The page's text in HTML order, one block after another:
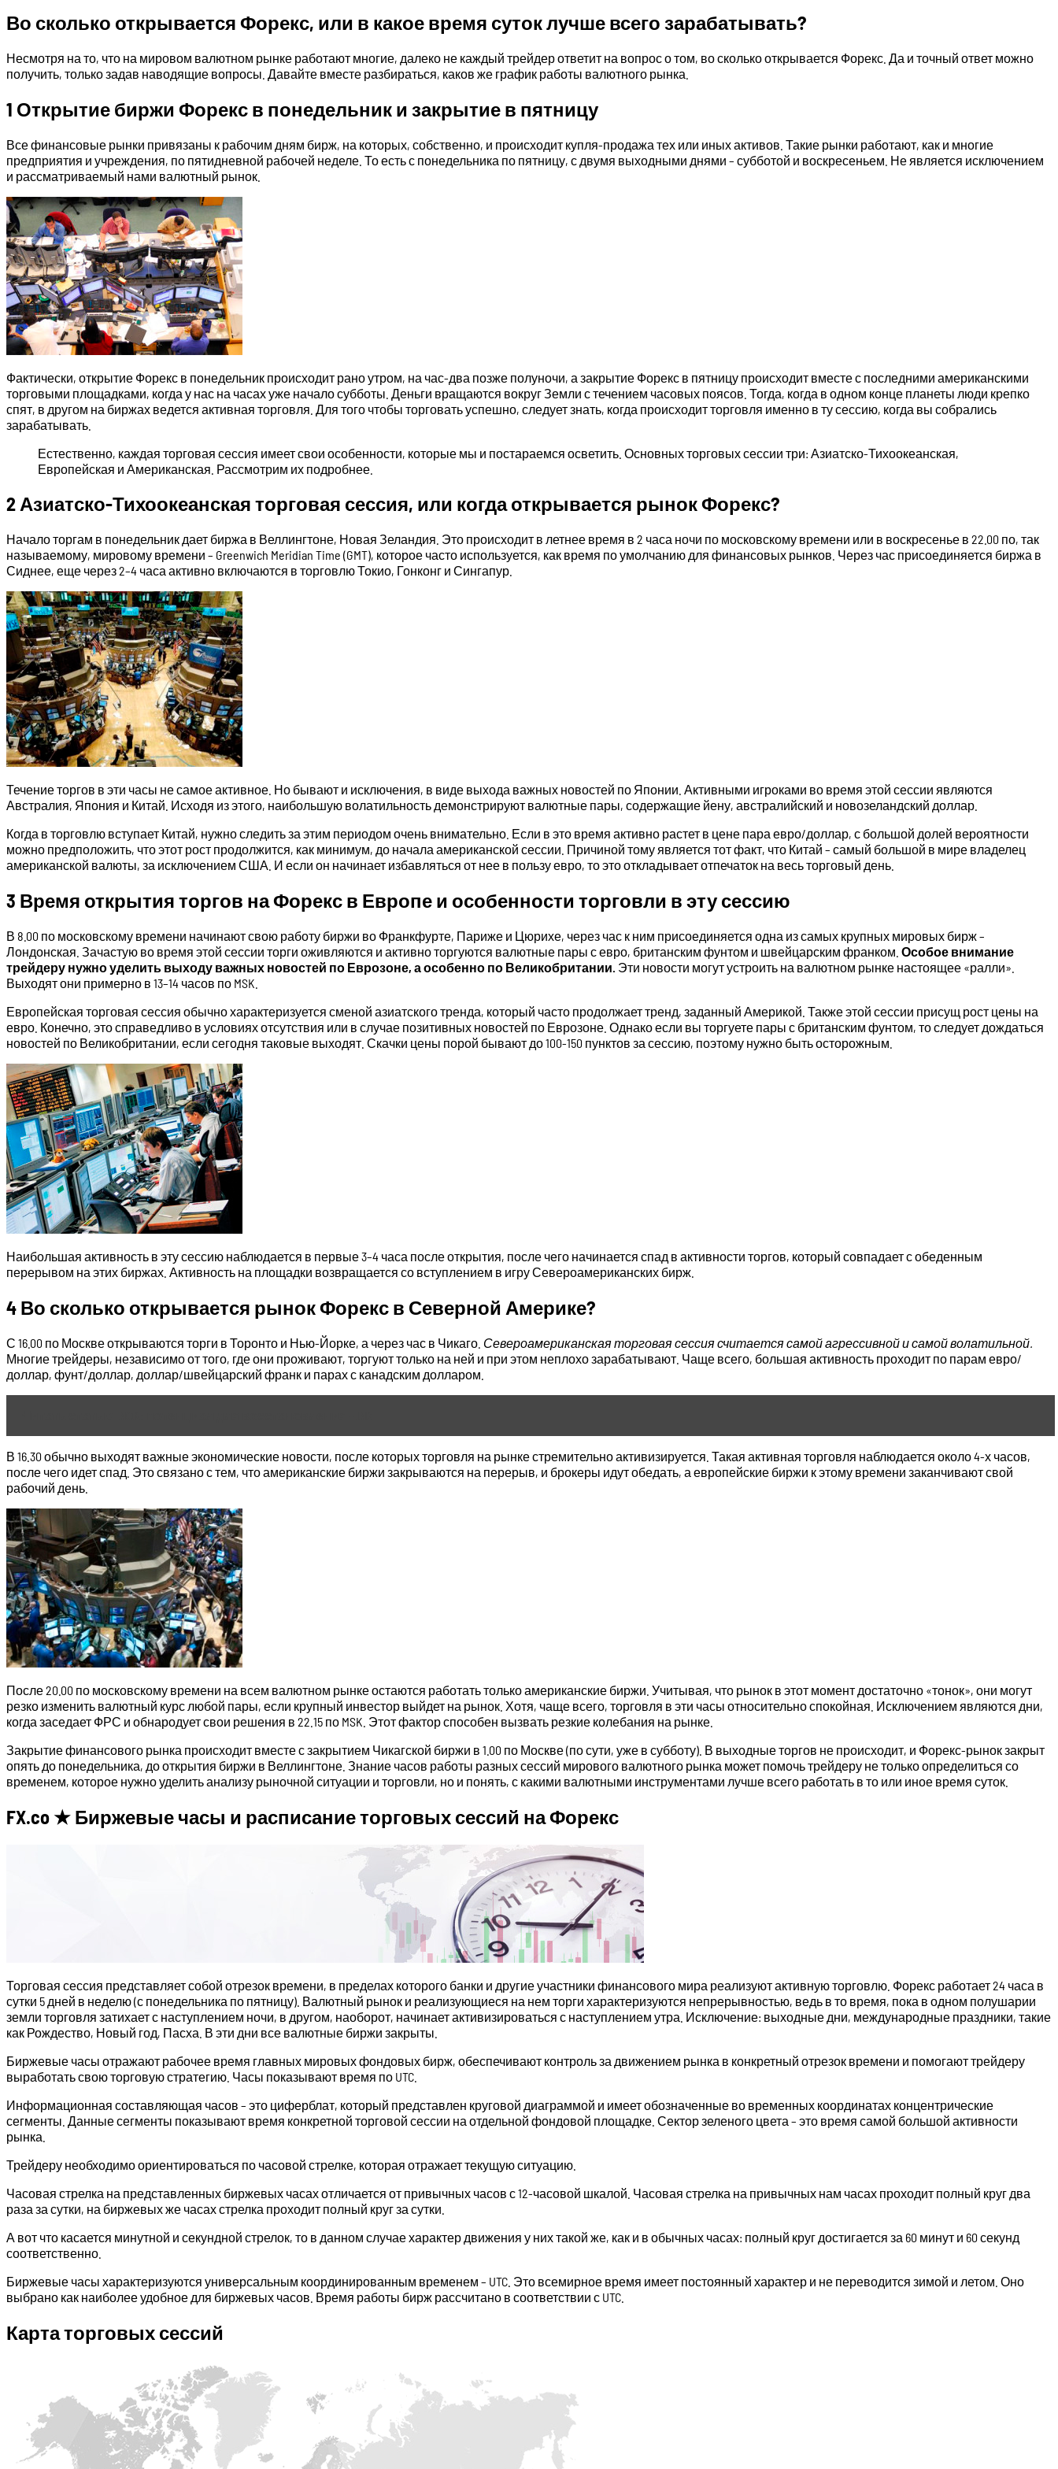
Во сколько открывается Форекс, или в какое время суток лучше всего зарабатывать?
Несмотря на то, что на мировом валютном рынке работают многие, далеко не каждый трейдер ответит на вопрос о том, во сколько открывается Форекс. Да и точный ответ можно
получить, только задав наводящие вопросы. Давайте вместе разбираться, каков же график работы валютного рынка.
1 Открытие биржи Форекс в понедельник и закрытие в пятницу
Все финансовые рынки привязаны к рабочим дням бирж, на которых, собственно, и происходит купля-продажа тех или иных активов. Такие рынки работают, как и многие
предприятия и учреждения, по пятидневной рабочей неделе. То есть с понедельника по пятницу, с двумя выходными днями – субботой и воскресеньем. Не является исключением
и рассматриваемый нами валютный рынок.
Фактически, открытие Форекс в понедельник происходит рано утром, на час-два позже полуночи, а закрытие Форекс в пятницу происходит вместе с последними американскими
торговыми площадками, когда у нас на часах уже начало субботы. Деньги вращаются вокруг Земли с течением часовых поясов. Тогда, когда в одном конце планеты люди крепко
спят, в другом на биржах ведется активная торговля. Для того чтобы торговать успешно, следует знать, когда происходит торговля именно в ту сессию, когда вы собрались
зарабатывать.
Естественно, каждая торговая сессия имеет свои особенности, которые мы и постараемся осветить. Основных торговых сессии три: Азиатско-Тихоокеанская,
Европейская и Американская. Рассмотрим их подробнее.
2 Азиатско-Тихоокеанская торговая сессия, или когда открывается рынок Форекс?
Начало торгам в понедельник дает биржа в Веллингтоне, Новая Зеландия. Это происходит в летнее время в 2 часа ночи по московскому времени или в воскресенье в 22.00 по, так
называемому, мировому времени – Greenwich Meridian Time (GMT), которое часто используется, как время по умолчанию для финансовых рынков. Через час присоединяется биржа в
Сиднее, еще через 2–4 часа активно включаются в торговлю Токио, Гонконг и Сингапур.
Течение торгов в эти часы не самое активное. Но бывают и исключения, в виде выхода важных новостей по Японии. Активными игроками во время этой сессии являются
Австралия, Япония и Китай. Исходя из этого, наибольшую волатильность демонстрируют валютные пары, содержащие йену, австралийский и новозеландский доллар.
Когда в торговлю вступает Китай, нужно следить за этим периодом очень внимательно. Если в это время активно растет в цене пара евро/доллар, с большой долей вероятности
можно предположить, что этот рост продолжится, как минимум, до начала американской сессии. Причиной тому является тот факт, что Китай – самый большой в мире владелец
американской валюты, за исключением США. И если он начинает избавляться от нее в пользу евро, то это откладывает отпечаток на весь торговый день.
3 Время открытия торгов на Форекс в Европе и особенности торговли в эту сессию
В 8.00 по московскому времени начинают свою работу биржи во Франкфурте, Париже и Цюрихе, через час к ним присоединяется одна из самых крупных мировых бирж –
Лондонская. Зачастую во время этой сессии торги оживляются и активно торгуются валютные пары с евро, британским фунтом и швейцарским франком. Особое внимание
трейдеру нужно уделить выходу важных новостей по Еврозоне, а особенно по Великобритании. Эти новости могут устроить на валютном рынке настоящее «ралли».
Выходят они примерно в 13–14 часов по MSK.
Европейская торговая сессия обычно характеризуется сменой азиатского тренда, который часто продолжает тренд, заданный Америкой. Также этой сессии присущ рост цены на
евро. Конечно, это справедливо в условиях отсутствия или в случае позитивных новостей по Еврозоне. Однако если вы торгуете пары с британским фунтом, то следует дождаться
новостей по Великобритании, если сегодня таковые выходят. Скачки цены порой бывают до 100-150 пунктов за сессию, поэтому нужно быть осторожным.
Наибольшая активность в эту сессию наблюдается в первые 3–4 часа после открытия, после чего начинается спад в активности торгов, который совпадает с обеденным
перерывом на этих биржах. Активность на площадки возвращается со вступлением в игру Североамериканских бирж.
4 Во сколько открывается рынок Форекс в Северной Америке?
С 16.00 по Москве открываются торги в Торонто и Нью-Йорке, а через час в Чикаго. Североамериканская торговая сессия считается самой агрессивной и самой волатильной.
Многие трейдеры, независимо от того, где они проживают, торгуют только на ней и при этом неплохо зарабатывают. Чаще всего, большая активность проходит по парам евро/
доллар, фунт/доллар, доллар/швейцарский франк и парах с канадским долларом.
В 16.30 обычно выходят важные экономические новости, после которых торговля на рынке стремительно активизируется. Такая активная торговля наблюдается около 4-х часов,
после чего идет спад. Это связано с тем, что американские биржи закрываются на перерыв, и брокеры идут обедать, а европейские биржи к этому времени заканчивают свой
рабочий день.
После 20.00 по московскому времени на всем валютном рынке остаются работать только американские биржи. Учитывая, что рынок в этот момент достаточно «тонок», они могут
резко изменить валютный курс любой пары, если крупный инвестор выйдет на рынок. Хотя, чаще всего, торговля в эти часы относительно спокойная. Исключением являются дни,
когда заседает ФРС и обнародует свои решения в 22.15 по MSK. Этот фактор способен вызвать резкие колебания на рынке.
Закрытие финансового рынка происходит вместе с закрытием Чикагской биржи в 1.00 по Москве (по сути, уже в субботу). В выходные торгов не происходит, и Форекс-рынок закрыт
опять до понедельника, до открытия биржи в Веллингтоне. Знание часов работы разных сессий мирового валютного рынка может помочь трейдеру не только определиться со
временем, которое нужно уделить анализу рыночной ситуации и торговли, но и понять, с какими валютными инструментами лучше всего работать в то или иное время суток.
FX.co ★ Биржевые часы и расписание торговых сессий на Форекс
Торговая сессия представляет собой отрезок времени, в пределах которого банки и другие участники финансового мира реализуют активную торговлю. Форекс работает 24 часа в
сутки 5 дней в неделю (с понедельника по пятницу). Валютный рынок и реализующиеся на нем торги характеризуются непрерывностью, ведь в то время, пока в одном полушарии
земли торговля затихает с наступлением ночи, в другом, наоборот, начинает активизироваться с наступлением утра. Исключение: выходные дни, международные праздники, такие
как Рождество, Новый год, Пасха. В эти дни все валютные биржи закрыты.
Биржевые часы отражают рабочее время главных мировых фондовых бирж, обеспечивают контроль за движением рынка в конкретный отрезок времени и помогают трейдеру
выработать свою торговую стратегию. Часы показывают время по UTC.
Информационная составляющая часов – это циферблат, который представлен круговой диаграммой и имеет обозначенные во временных координатах концентрические
сегменты. Данные сегменты показывают время конкретной торговой сессии на отдельной фондовой площадке. Сектор зеленого цвета – это время самой большой активности
рынка.
Трейдеру необходимо ориентироваться по часовой стрелке, которая отражает текущую ситуацию.
Часовая стрелка на представленных биржевых часах отличается от привычных часов с 12-часовой шкалой. Часовая стрелка на привычных нам часах проходит полный круг два
раза за сутки, на биржевых же часах стрелка проходит полный круг за сутки.
А вот что касается минутной и секундной стрелок, то в данном случае характер движения у них такой же, как и в обычных часах: полный круг достигается за 60 минут и 60 секунд
соответственно.
Биржевые часы характеризуются универсальным координированным временем – UTC. Это всемирное время имеет постоянный характер и не переводится зимой и летом. Оно
выбрано как наиболее удобное для биржевых часов. Время работы бирж рассчитано в соответствии с UTC.
Карта торговых сессий